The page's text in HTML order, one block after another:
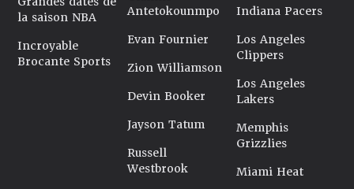
la saison NBA
Incroyable
Brocante Sports
Antetokounmpo
Evan Fournier
Zion Williamson
Devin Booker
Jayson Tatum
Russell
Westbrook
Indiana Pacers
Los Angeles
Clippers
Los Angeles
Lakers
Memphis
Grizzlies
Miami Heat